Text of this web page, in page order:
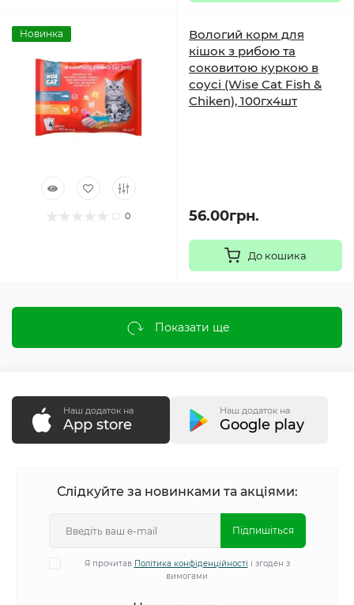
Новинка
0
Вологий корм для
кішок з рибою та
соковитою куркою в
соусі (Wise Cat Fish &
Chiken), 100гх4шт
56.00грн.
До кошика
Показати ще
Наш додаток на
App store
Наш додаток на
Google play
Слідкуйте за новинками та акціями:
Підпишіться
Я прочитав Політика конфіденційності і згоден з
вимогами